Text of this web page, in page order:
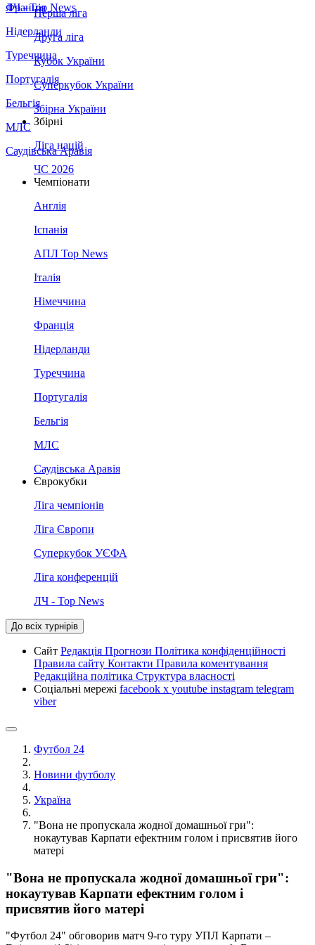
Франція
Нідерланди
Туреччина
Португалія
Бельгія
МЛС
Саудівська Аравія
ЛЧ - Top News
Перша ліга
Друга ліга
Кубок України
Суперкубок України
Збірна України
Збірні
Ліга націй
ЧС 2026
Чемпіонати
Англія
Іспанія
АПЛ Top News
Італія
Німеччина
Франція
Нідерланди
Туреччина
Португалія
Бельгія
МЛС
Саудівська Аравія
Єврокубки
Ліга чемпіонів
Ліга Європи
Суперкубок УЄФА
Ліга конференцій
ЛЧ - Top News
До всіх турнірів
Сайт Редакція Прогнози Політика конфіденційності
Правила сайту Контакти Правила коментування
Редакційна політика Структура власності
Соціальні мережі facebook x youtube instagram telegram
viber
Футбол 24
Новини футболу
Україна
"Вона не пропускала жодної домашньої гри":
нокаутував Карпати ефектним голом і присвятив його
матері
"Вона не пропускала жодної домашньої гри":
нокаутував Карпати ефектним голом і
присвятив його матері
"Футбол 24" обговорив матч 9-го туру УПЛ Карпати –